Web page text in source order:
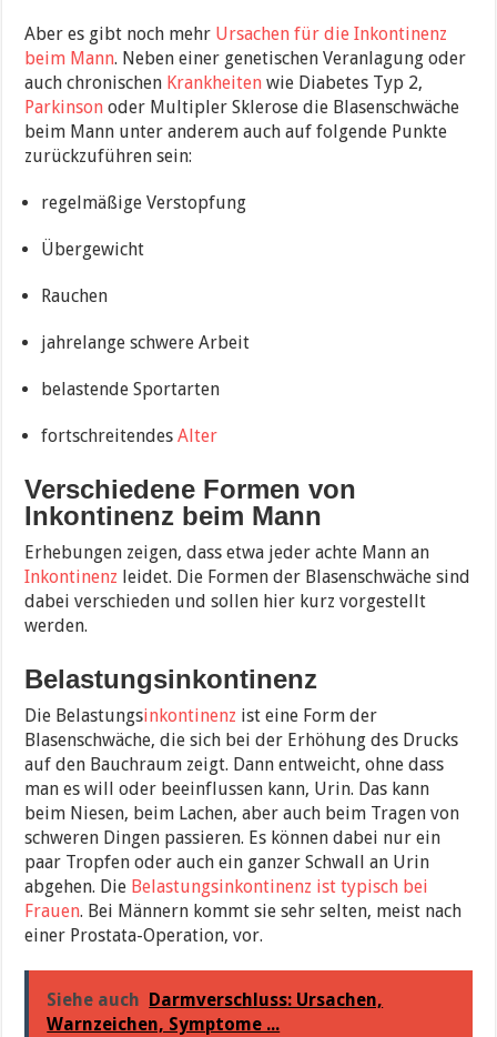
Aber es gibt noch mehr Ursachen für die Inkontinenz
beim Mann. Neben einer genetischen Veranlagung oder
auch chronischen Krankheiten wie Diabetes Typ 2,
Parkinson oder Multipler Sklerose die Blasenschwäche
beim Mann unter anderem auch auf folgende Punkte
zurückzuführen sein:
regelmäßige Verstopfung
Übergewicht
Rauchen
jahrelange schwere Arbeit
belastende Sportarten
fortschreitendesAlter
Verschiedene Formen von
Inkontinenz beim Mann
Erhebungen zeigen, dass etwa jeder achte Mann an
Inkontinenz leidet. Die Formen der Blasenschwäche sind
dabei verschieden und sollen hier kurz vorgestellt
werden.
Belastungsinkontinenz
Die Belastungsinkontinenz ist eine Form der
Blasenschwäche, die sich bei der Erhöhung des Drucks
auf den Bauchraum zeigt. Dann entweicht, ohne dass
man es will oder beeinflussen kann, Urin. Das kann
beim Niesen, beim Lachen, aber auch beim Tragen von
schweren Dingen passieren. Es können dabei nur ein
paar Tropfen oder auch ein ganzer Schwall an Urin
abgehen. Die Belastungsinkontinenz ist typisch bei
Frauen. Bei Männern kommt sie sehr selten, meist nach
einer Prostata-Operation, vor.
Siehe auch Darmverschluss: Ursachen,
Warnzeichen, Symptome ...